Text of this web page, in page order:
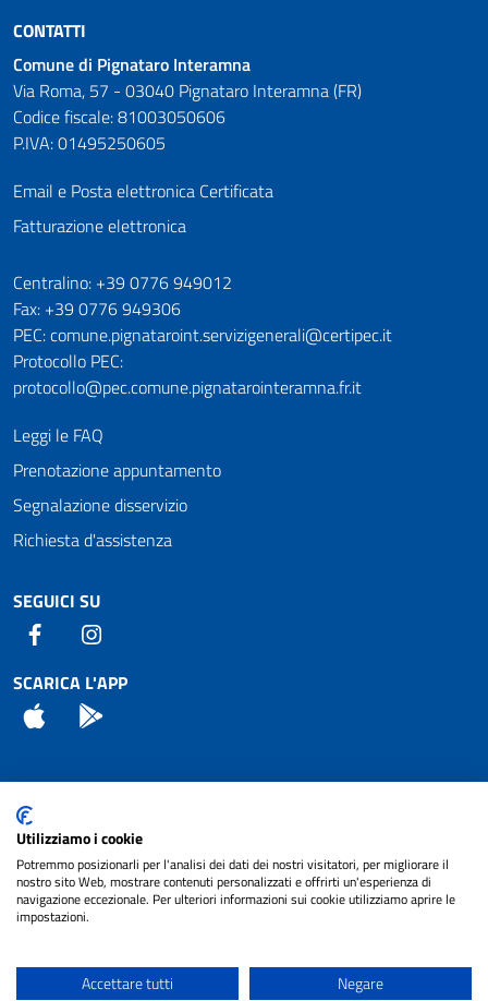
CONTATTI
Comune di Pignataro Interamna
Via Roma, 57 - 03040 Pignataro Interamna (FR)
Codice fiscale: 81003050606
P.IVA: 01495250605
Email e Posta elettronica Certificata
Fatturazione elettronica
Numeri utili
Centralino: +39 0776 949012
Fax: +39 0776 949306
PEC: comune.pignataroint.servizigenerali@certipec.it
Protocollo PEC:
protocollo@pec.comune.pignatarointeramna.fr.it
Leggi le FAQ
Prenotazione appuntamento
Segnalazione disservizio
Richiesta d'assistenza
SEGUICI SU
Facebook
SCARICA L'APP
App Store
Attuazione Misure PNRR
Piano di miglioramento del sito
Note legali
cura diNET SMART
Utilizziamo i cookie
Potremmo posizionarli per l'analisi dei dati dei nostri visitatori, per migliorare il
nostro sito Web, mostrare contenuti personalizzati e offrirti un'esperienza di
navigazione eccezionale. Per ulteriori informazioni sui cookie utilizziamo aprire le
impostazioni.
Accettare tutti Negare